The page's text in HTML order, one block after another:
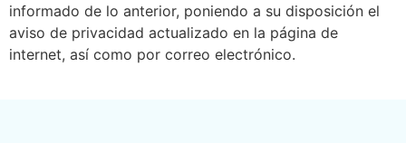
informado de lo anterior, poniendo a su disposición el
aviso de privacidad actualizado en la página de
internet, así como por correo electrónico.